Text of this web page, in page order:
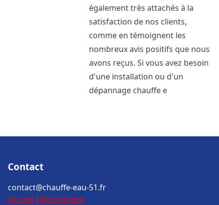
également très attachés à la
satisfaction de nos clients,
comme en témoignent les
nombreux avis positifs que nous
avons reçus. Si vous avez besoin
d'une installation ou d'un
dépannage chauffe e
Contact
contact@chauffe-eau-51.fr
Accueil Informations